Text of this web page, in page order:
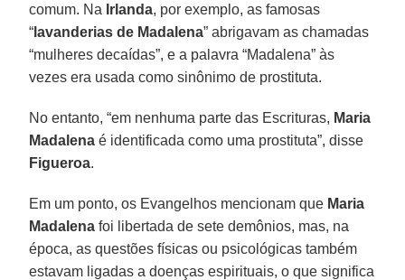
comum. Na Irlanda, por exemplo, as famosas
“ lavanderias de Madalena” abrigavam as chamadas
“mulheres decaídas”, e a palavra “Madalena” às
vezes era usada como sinônimo de prostituta.
No entanto, “em nenhuma parte das Escrituras, Maria
Madalena é identificada como uma prostituta”, disse
Figueroa.
Em um ponto, os Evangelhos mencionam que Maria
Madalena foi libertada de sete demônios, mas, na
época, as questões físicas ou psicológicas também
estavam ligadas a doenças espirituais, o que significa